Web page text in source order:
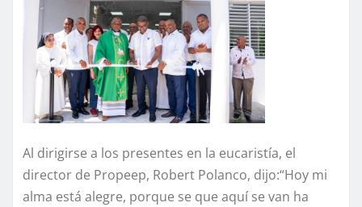
Al dirigirse a los presentes en la eucaristía, el
director de Propeep, Robert Polanco, dijo:“Hoy mi
alma está alegre, porque se que aquí se van ha